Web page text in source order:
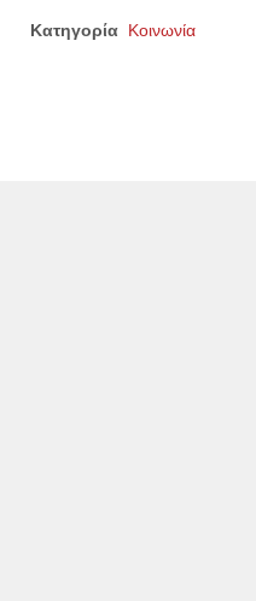
Κατηγορία Κοινωνία